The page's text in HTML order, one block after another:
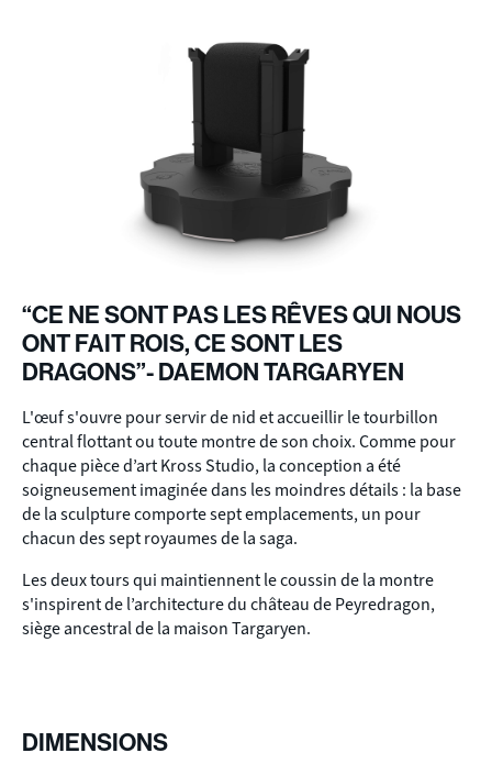
“CE NE SONT PAS LES RÊVES QUI NOUS
ONT FAIT ROIS, CE SONT LES
DRAGONS”- DAEMON TARGARYEN
L'œuf s'ouvre pour servir de nid et accueillir le tourbillon
central flottant ou toute montre de son choix. Comme pour
chaque pièce d’art Kross Studio, la conception a été
soigneusement imaginée dans les moindres détails : la base
de la sculpture comporte sept emplacements, un pour
chacun des sept royaumes de la saga.
Les deux tours qui maintiennent le coussin de la montre
s'inspirent de l’architecture du château de Peyredragon,
siège ancestral de la maison Targaryen.
DIMENSIONS